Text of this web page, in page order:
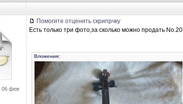
06 фев
Помогите отценить скрипрчку
Есть только три фото,за сколько можно продать No.20
Вложения: